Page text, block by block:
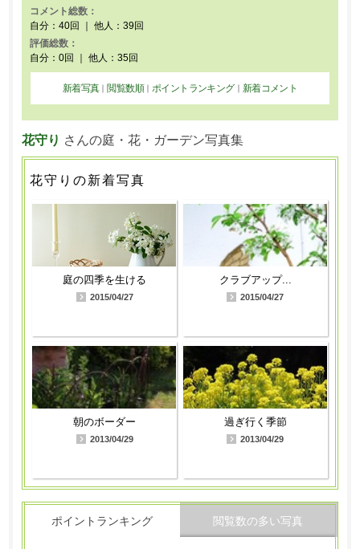
コメント総数：
自分：40回 ｜ 他人：39回
評価総数：
自分：0回 ｜ 他人：35回
新着写真 ｜ 閲覧数順｜ ポイントランキング｜ 新着コメント
花守り さんの庭・花・ガーデン写真集
花守りの新着写真
庭の四季を生ける
2015/04/27
クラブアップ...
2015/04/27
朝のボーダー
2013/04/29
過ぎ行く季節
2013/04/29
ポイントランキング 閲覧数の多い写真